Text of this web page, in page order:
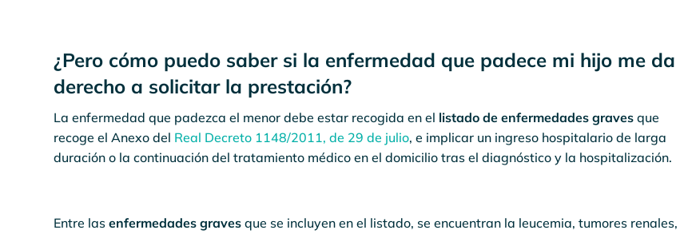
¿Pero cómo puedo saber si la enfermedad que padece mi hijo me da
derecho a solicitar la prestación?
La enfermedad que padezca el menor debe estar recogida en el listado de enfermedades graves que
recoge el Anexo del Real Decreto 1148/2011, de 29 de julio, e implicar un ingreso hospitalario de larga
duración o la continuación del tratamiento médico en el domicilio tras el diagnóstico y la hospitalización.
Entre las enfermedades graves que se incluyen en el listado, se encuentran la leucemia, tumores renales,